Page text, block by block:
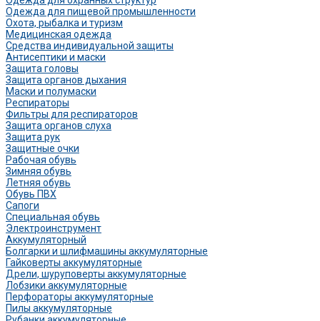
Одежда для пищевой промышленности
Охота, рыбалка и туризм
Медицинская одежда
Средства индивидуальной защиты
Антисептики и маски
Защита головы
Защита органов дыхания
Маски и полумаски
Респираторы
Фильтры для респираторов
Защита органов слуха
Защита рук
Защитные очки
Рабочая обувь
Зимняя обувь
Летняя обувь
Обувь ПВХ
Сапоги
Специальная обувь
Электроинструмент
Аккумуляторный
Болгарки и шлифмашины аккумуляторные
Гайковерты аккумуляторные
Дрели, шуруповерты аккумуляторные
Лобзики аккумуляторные
Перфораторы аккумуляторные
Пилы аккумуляторные